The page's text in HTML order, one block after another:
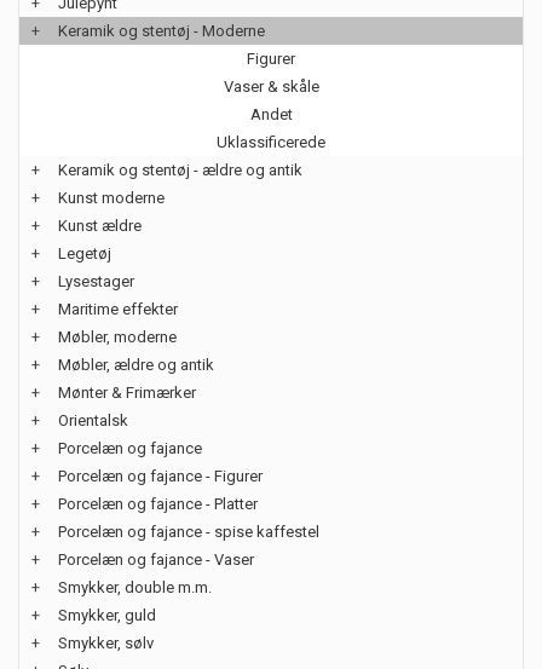
+
Keramik og stentøj - Moderne
Figurer
Vaser & skåle
Andet
Uklassificerede
+
Keramik og stentøj - ældre og antik
+
Kunst moderne
+
Kunst ældre
+
Legetøj
+
Lysestager
+
Maritime effekter
+
Møbler, moderne
+
Møbler, ældre og antik
+
Mønter & Frimærker
+
Orientalsk
+
Porcelæn og fajance
+
Porcelæn og fajance - Figurer
+
Porcelæn og fajance - Platter
+
Porcelæn og fajance - spise kaffestel
+
Porcelæn og fajance - Vaser
+
Smykker, double m.m.
+
Smykker, guld
+
Smykker, sølv